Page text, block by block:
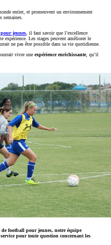
entier, et promeuvent un environnement
semaines.
pour jeunes, il faut savoir que l’excellence
expérience. Les stages peuvent améliorer le
ne pas être possible dans sa vie quotidienne.
vivre une expérience enrichissante, qu’il
de football pour jeunes, notre équipe
pour toute question concernant les